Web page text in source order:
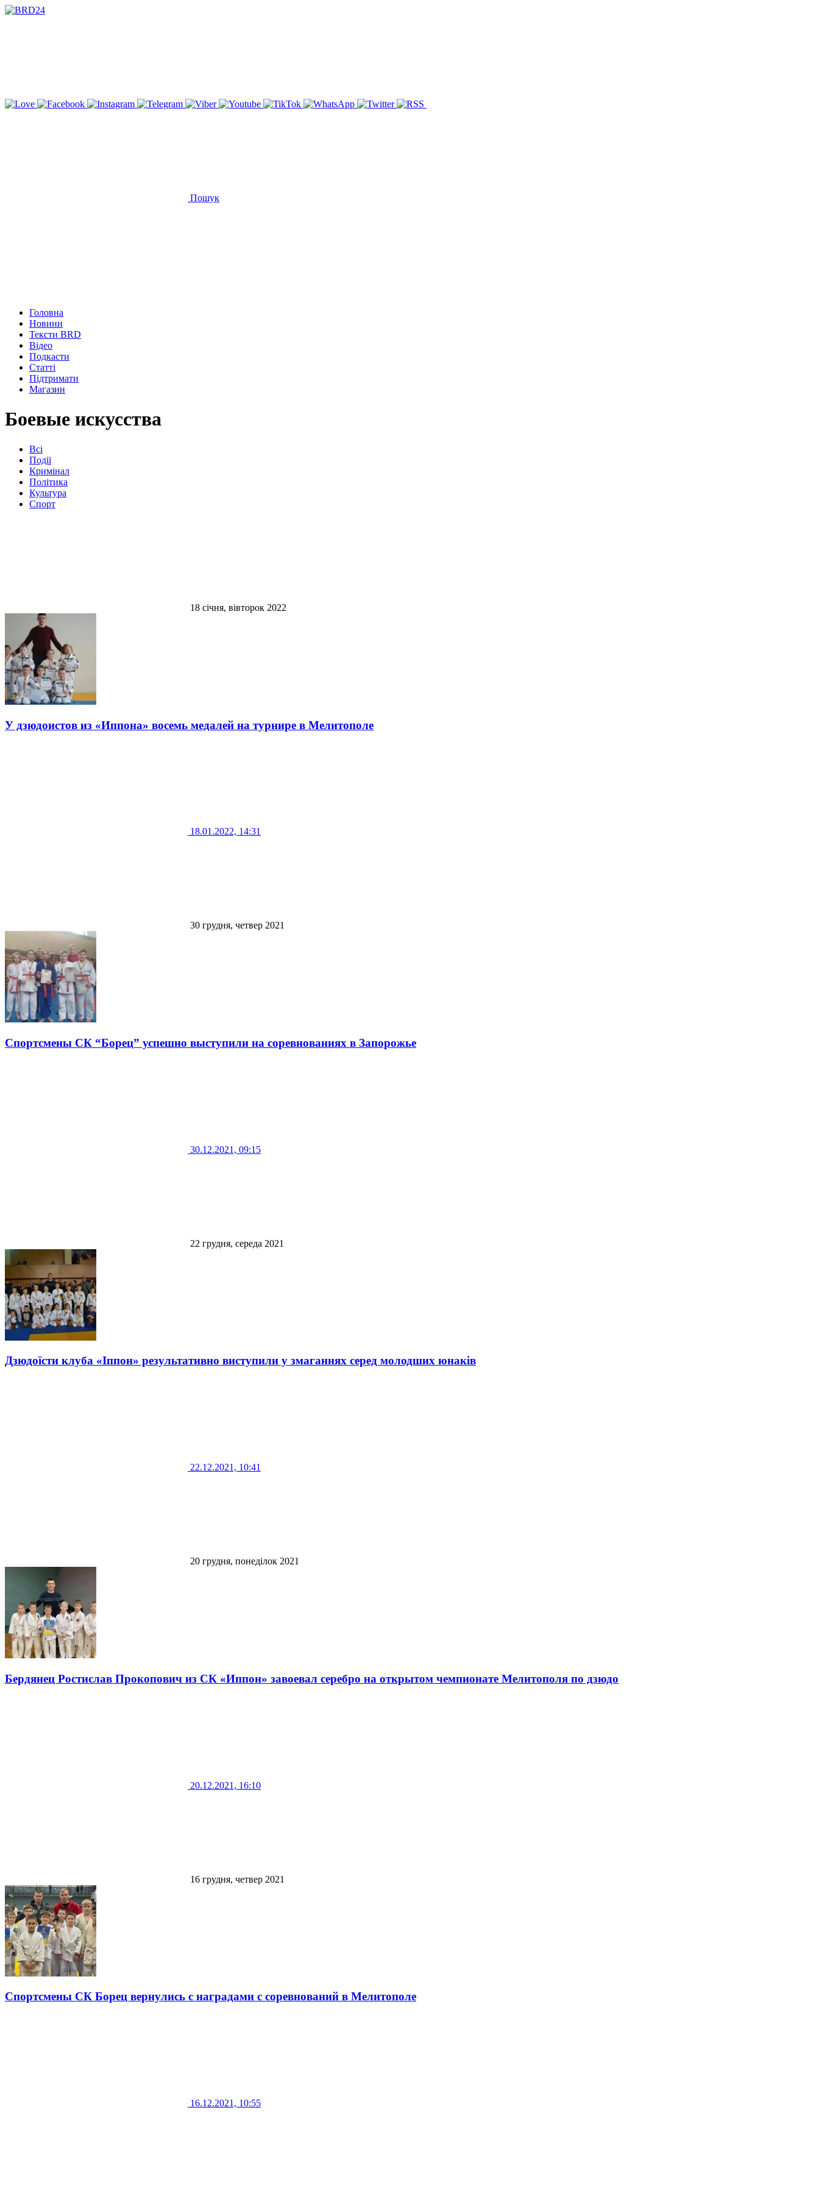
Пошук
Головна
Новини
Тексти BRD
Відео
Подкасти
Статті
Підтримати
Магазин
Боевые искусства
Всі
Події
Кримінал
Політика
Культура
Спорт
18 січня, вівторок 2022
У дзюдоистов из «Иппона» восемь медалей на турнире в Мелитополе
18.01.2022, 14:31
30 грудня, четвер 2021
Спортсмены СК “Борец” успешно выступили на соревнованиях в Запорожье
30.12.2021, 09:15
22 грудня, середа 2021
Дзюдоїсти клуба «Іппон» результативно виступили у змаганнях серед молодших юнаків
22.12.2021, 10:41
20 грудня, понеділок 2021
Бердянец Ростислав Прокопович из СК «Иппон» завоевал серебро на открытом чемпионате Мелитополя по дзюдо
20.12.2021, 16:10
16 грудня, четвер 2021
Спортсмены СК Борец вернулись с наградами с соревнований в Мелитополе
16.12.2021, 10:55